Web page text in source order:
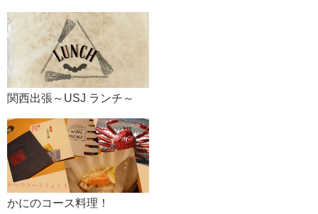
関西出張～USJ ランチ～
かにのコース料理！